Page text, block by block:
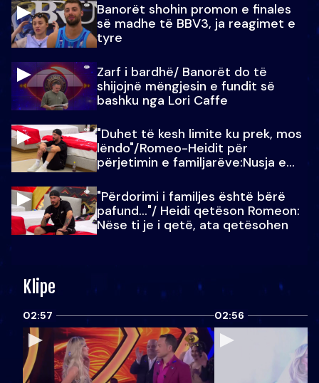
Banorët shohin promon e finales
së madhe të BBV3, ja reagimet e
tyre
Zarf i bardhë/ Banorët do të
shijojnë mëngjesin e fundit së
bashku nga Lori Caffe
"Duhet të kesh limite ku prek, mos
lëndo"/Romeo-Heidit për
përjetimin e familjarëve:Nusja e
"Përdorimi i familjes është bërë
pafund…"/ Heidi qetëson Romeon:
Nëse ti je i qetë, ata qetësohen
Klipe
02:57 02:56